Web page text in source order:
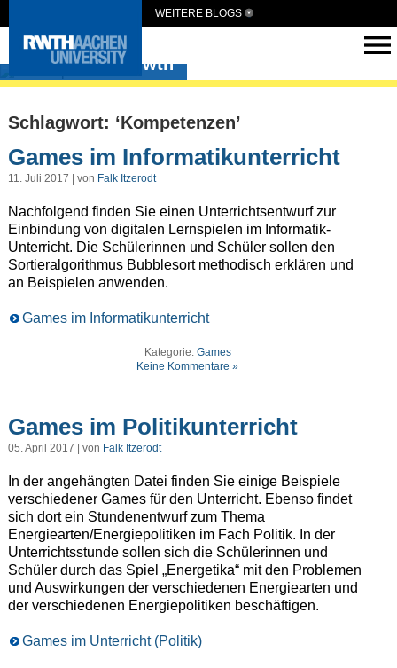
WEITERE BLOGS
medienpaed-rwth
Schlagwort: ‘Kompetenzen’
Games im Informatikunterricht
11. Juli 2017 | von Falk Itzerodt
Nachfolgend finden Sie einen Unterrichtsentwurf zur
Einbindung von digitalen Lernspielen im Informatik-
Unterricht. Die Schülerinnen und Schüler sollen den
Sortieralgorithmus Bubblesort methodisch erklären und
an Beispielen anwenden.
Games im Informatikunterricht
Kategorie: Games
Keine Kommentare »
Games im Politikunterricht
05. April 2017 | von Falk Itzerodt
In der angehängten Datei finden Sie einige Beispiele
verschiedener Games für den Unterricht. Ebenso findet
sich dort ein Stundenentwurf zum Thema
Energiearten/Energiepolitiken im Fach Politik. In der
Unterrichtsstunde sollen sich die Schülerinnen und
Schüler durch das Spiel „Energetika“ mit den Problemen
und Auswirkungen der verschiedenen Energiearten und
der verschiedenen Energiepolitiken beschäftigen.
Games im Unterricht (Politik)